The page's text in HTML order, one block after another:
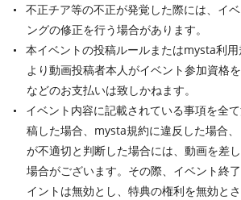
不正チア等の不正が発覚した際には、イ
ングの修正を行う場合があります。
本イベントの投稿ルールまたはmysta利
より動画投稿者本人がイベント参加資格
などのお支払いは致しかねます。
イベント内容に記載されている事項を全
稿した場合、mysta規約に違反した場合
が不適切と判断した場合には、動画を差
場合がございます。その際、イベント終
イントは無効とし、特典の権利を無効と